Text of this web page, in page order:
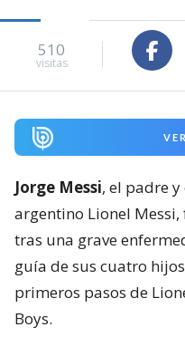
510
visitas
Jorge Messi, el padre
argentino Lionel
tras una grave
guía de sus cuatro
primeros pasos de
Boys.